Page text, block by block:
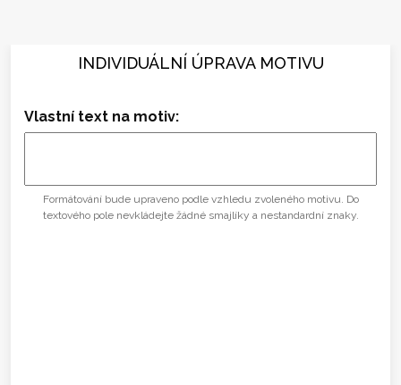
INDIVIDUÁLNÍ ÚPRAVA MOTIVU
Vlastní text na motiv:
Formátování bude upraveno podle vzhledu zvoleného motivu. Do
textového pole nevkládejte žádné smajlíky a nestandardní znaky.